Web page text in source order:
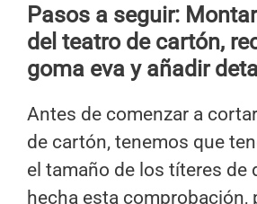
Pasos a seguir:
del teatro de cartón,
goma eva y añadir
Antes de comenzar a
de cartón, tenemos que
el tamaño de los títeres de
hecha esta comprobación,